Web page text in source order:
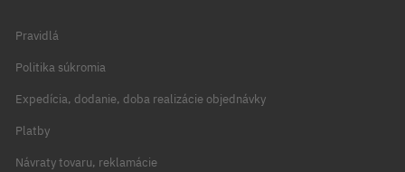
Pravidlá
Politika súkromia
Expedícia, dodanie, doba realizácie objednávky
Platby
Návraty tovaru, reklamácie